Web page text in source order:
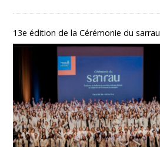
13e édition de la Cérémonie du sarrau